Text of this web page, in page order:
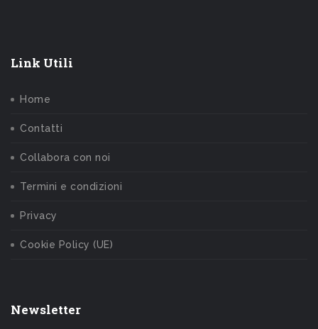
Link Utili
Home
Contatti
Collabora con noi
Termini e condizioni
Privacy
Cookie Policy (UE)
Newsletter